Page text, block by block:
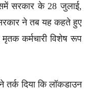
सरकार के 28 जुलाई,
ने तब यह कहते हुए
कर्मचारी विशेष रूप
तर्क दिया कि लॉकडाउन